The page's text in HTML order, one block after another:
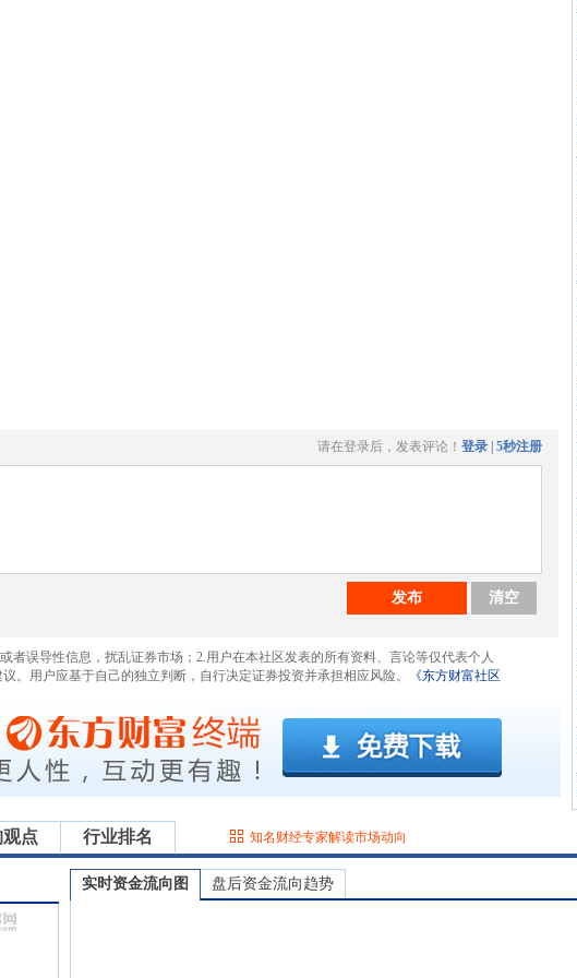
请在登录后，发表评论！ 登录 5秒注册
发布 清空
者误导性信息，扰乱证券市场；2.用户在本社区发表的所有资料、言论等仅代表个人
。用户应基于自己的独立判断，自行决定证券投资并承担相应风险。
《东方财富社区
点 行业排名 知名财经专家解读市场动向
实时资金流向图 盘后资金流向趋势